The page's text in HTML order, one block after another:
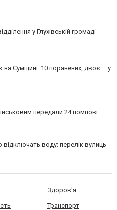
у Глухівській громаді
на Сумщині: 10 поранених, двоє — у
передали 24 помпові
відключать воду: перелік вулиць
Здоров'я
Транспорт